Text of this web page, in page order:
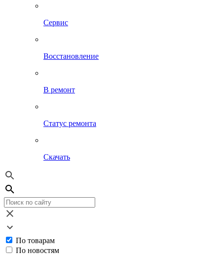
Сервис
Восстановление
В ремонт
Статус ремонта
Скачать
По товарам
По новостям